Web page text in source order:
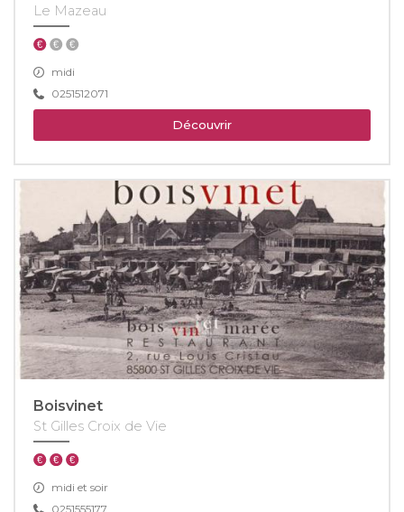
Le Mazeau
midi
0251512071
Découvrir
Boisvinet
St Gilles Croix de Vie
midi et soir
0251555177